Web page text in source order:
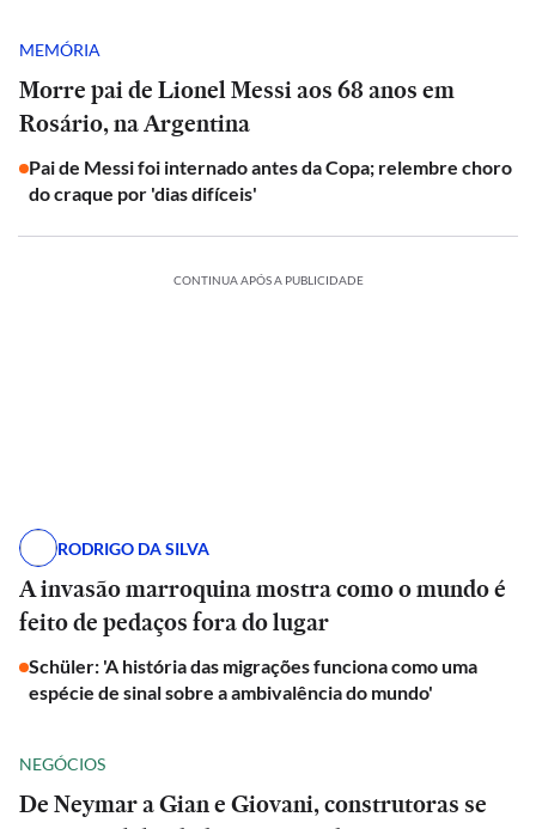
MEMÓRIA
Morre pai de Lionel Messi aos 68 anos em
Rosário, na Argentina
Pai de Messi foi internado antes da Copa; relembre choro
do craque por 'dias difíceis'
CONTINUA APÓS A PUBLICIDADE
RODRIGO DA SILVA
A invasão marroquina mostra como o mundo é
feito de pedaços fora do lugar
Schüler: 'A história das migrações funciona como uma
espécie de sinal sobre a ambivalência do mundo'
NEGÓCIOS
De Neymar a Gian e Giovani, construtoras se